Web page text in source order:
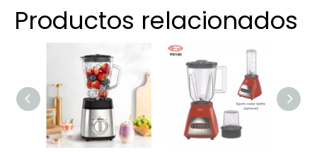
Productos relacionados